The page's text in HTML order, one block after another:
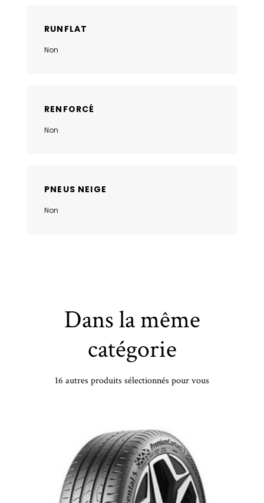
RUNFLAT
Non
RENFORCÉ
Non
PNEUS NEIGE
Non
Dans la même
catégorie
16 autres produits sélectionnés pour vous